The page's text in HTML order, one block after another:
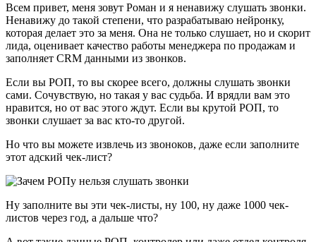
Всем привет, меня зовут Роман и я ненавижу слушать звонки.
Ненавижу до такой степени, что разрабатываю нейронку,
которая делает это за меня. Она не только слушает, но и скорит
лида, оценивает качество работы менеджера по продажам и
заполняет CRM данными из звонков.
Если вы РОП, то вы скорее всего, должны слушать звонки
сами. Сочувствую, но такая у вас судьба. И врядли вам это
нравится, но от вас этого ждут. Если вы крутой РОП, то
звонки слушает за вас кто-то другой.
Но что вы можете извлечь из звоноков, даже если заполните
этот адский чек-лист?
Ну заполните вы эти чек-листы, ну 100, ну даже 1000 чек-
листов через год, а дальше что?